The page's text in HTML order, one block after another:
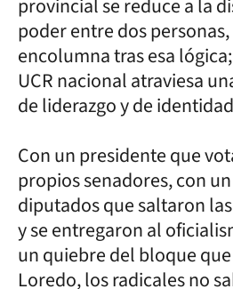
provincial se reduce a la
poder entre dos
encolumna tras esa
UCR nacional atraviesa
de liderazgo y de
Con un presidente que
propios senadores, con
diputados que saltaron
y se entregaron al
un quiebre del bloque
Loredo, los radicales no